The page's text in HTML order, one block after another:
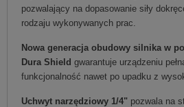
pozwalający na dopasowanie siły
rodzaju wykonywanych prac.
Nowa generacja obudowy silnika w
Dura Shield gwarantuje urządzeniu
funkcjonalność nawet po upadku z
Uchwyt narzędziowy 1/4" pozwala na